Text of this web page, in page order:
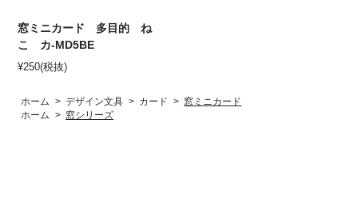
窓ミニカード 多目的 ね
こ カ-MD5BE
¥250(税抜)
ホーム > デザイン文具 > カード > 窓ミニカード
ホーム > 窓シリーズ